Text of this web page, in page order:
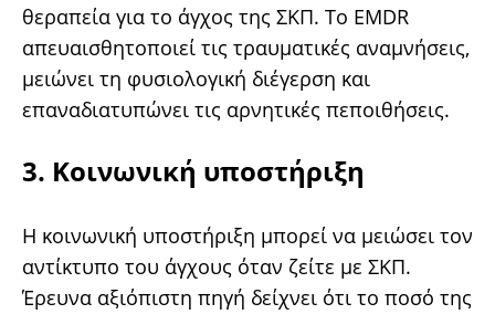
θεραπεία για το άγχος της ΣΚΠ. Το EMDR
απευαισθητοποιεί τις τραυματικές αναμνήσεις,
μειώνει τη φυσιολογική διέγερση και
επαναδιατυπώνει τις αρνητικές πεποιθήσεις.
3. Κοινωνική υποστήριξη
Η κοινωνική υποστήριξη μπορεί να μειώσει τον
αντίκτυπο του άγχους όταν ζείτε με ΣΚΠ.
Έρευνα αξιόπιστη πηγή δείχνει ότι το ποσό της